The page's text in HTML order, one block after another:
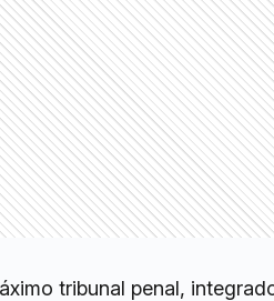
tribunal penal,